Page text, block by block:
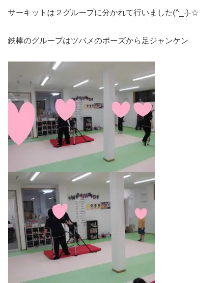
サーキットは２グループに分かれて行いました(^_-)-☆
鉄棒のグループはツバメのポーズから足ジャンケン